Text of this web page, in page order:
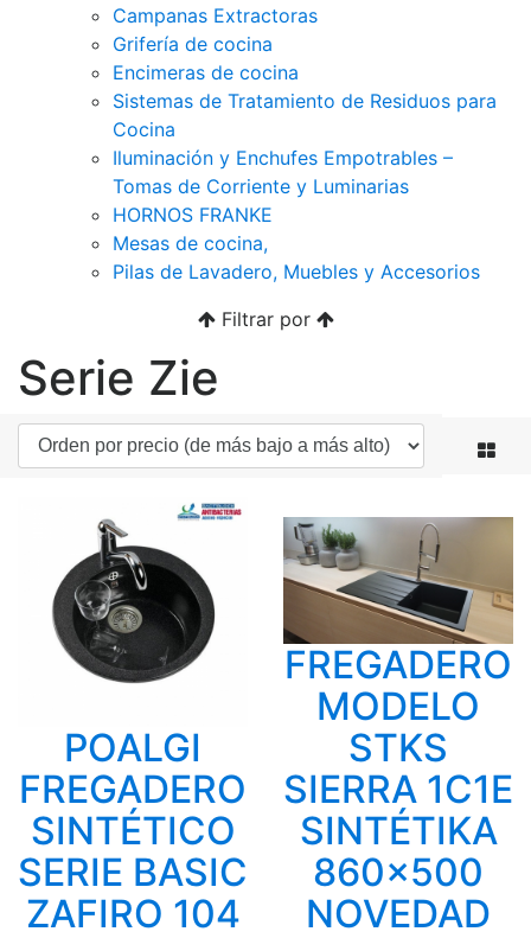
Campanas Extractoras
Grifería de cocina
Encimeras de cocina
Sistemas de Tratamiento de Residuos para
Cocina
Iluminación y Enchufes Empotrables –
Tomas de Corriente y Luminarias
HORNOS FRANKE
Mesas de cocina,
Pilas de Lavadero, Muebles y Accesorios
Filtrar por
Serie Zie
POALGI
FREGADERO
SINTÉTICO
SERIE BASIC
ZAFIRO 104
FREGADERO
MODELO
STKS
SIERRA 1C1E
SINTÉTIKA
860x500
NOVEDAD